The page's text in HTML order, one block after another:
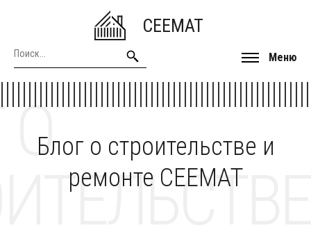
CEEMAT
Меню
Блог о строительстве и
ремонте CEEMAT
О